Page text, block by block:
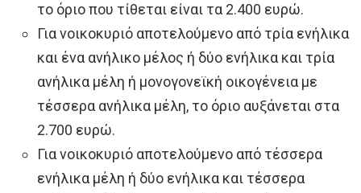
το όριο που τίθεται είναι τα 2.400 ευρώ.
Για νοικοκυριό αποτελούμενο από τρία ενήλικα
και ένα ανήλικο μέλος ή δύο ενήλικα και τρία
ανήλικα μέλη ή μονογονεϊκή οικογένεια με
τέσσερα ανήλικα μέλη, το όριο αυξάνεται στα
2.700 ευρώ.
Για νοικοκυριό αποτελούμενο από τέσσερα
ενήλικα μέλη ή δύο ενήλικα και τέσσερα